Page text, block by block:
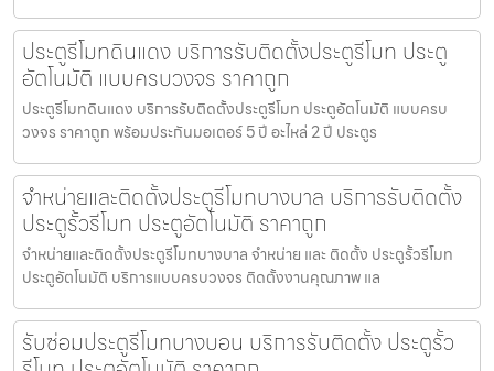
ประตูรีโมทดินแดง บริการรับติดตั้งประตูรีโมท ประตู
อัตโนมัติ แบบครบวงจร ราคาถูก
ประตูรีโมทดินแดง บริการรับติดตั้งประตูรีโมท ประตูอัตโนมัติ แบบครบ
วงจร ราคาถูก พร้อมประกันมอเตอร์ 5 ปี อะไหล่ 2 ปี ประตูร
จำหน่ายและติดตั้งประตูรีโมทบางบาล บริการรับติดตั้ง
ประตูรั้วรีโมท ประตูอัตโนมัติ ราคาถูก
จำหน่ายและติดตั้งประตูรีโมทบางบาล จำหน่าย และ ติดตั้ง ประตูรั้วรีโมท
ประตูอัตโนมัติ บริการแบบครบวงจร ติดตั้งงานคุณภาพ แล
รับซ่อมประตูรีโมทบางบอน บริการรับติดตั้ง ประตูรั้ว